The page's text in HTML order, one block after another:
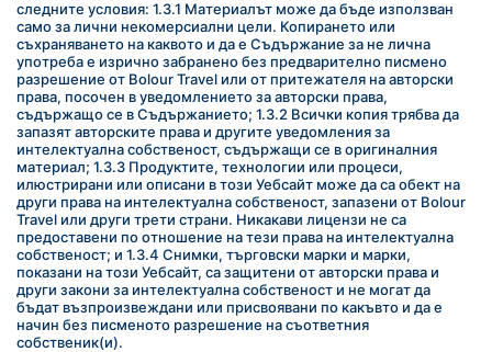
следните условия: 1.3.1 Материалът може да бъде използван
само за лични некомерсиални цели. Копирането или
съхраняването на каквото и да е Съдържание за не лична
употреба е изрично забранено без предварително писмено
разрешение от Bolour Travel или от притежателя на авторски
права, посочен в уведомлението за авторски права,
съдържащо се в Съдържанието; 1.3.2 Всички копия трябва да
запазят авторските права и другите уведомления за
интелектуална собственост, съдържащи се в оригиналния
материал; 1.3.3 Продуктите, технологии или процеси,
илюстрирани или описани в този Уебсайт може да са обект на
други права на интелектуална собственост, запазени от Bolour
Travel или други трети страни. Никакави лицензи не са
предоставени по отношение на тези права на интелектуална
собственост; и 1.3.4 Снимки, търговски марки и марки,
показани на този Уебсайт, са защитени от авторски права и
други закони за интелектуална собственост и не могат да
бъдат възпроизвеждани или присвоявани по какъвто и да е
начин без писменото разрешение на съответния
собственик(и).